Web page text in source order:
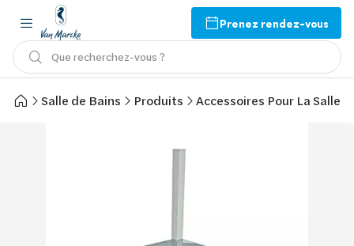
Prenez rendez-vous
Que recherchez-vous ?
Salle de Bains Produits Accessoires Pour La Salle